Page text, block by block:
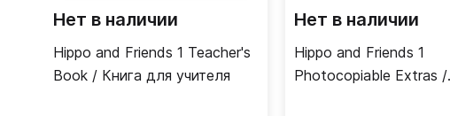
Нет в наличии
Hippo and Friends 1 Teacher's
Book / Книга для учителя
Нет в наличии
Hippo and Friends 1
Photocopiable Extras /